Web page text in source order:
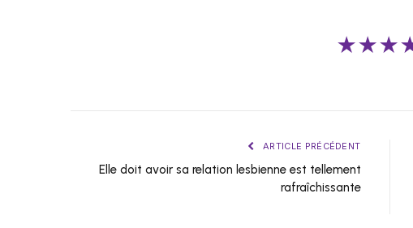
ARTICLE PRÉCÉDENT
Elle doit avoir sa relation lesbienne est tellement
rafraîchissante